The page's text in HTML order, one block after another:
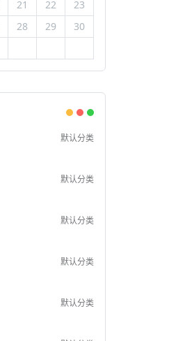
21 22
23
28 29
30
默认分类
默认分类
默认分类
默认分类
默认分类